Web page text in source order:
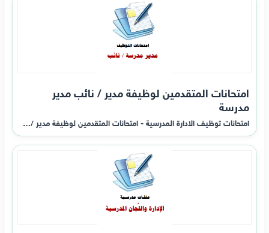
امتحانات المتقدمين لوظيفة مدير / نائب مدير
مدرسة
امتحانات توظيف الادارة المدرسية - امتحانات المتقدمين لوظيفة مدير /…